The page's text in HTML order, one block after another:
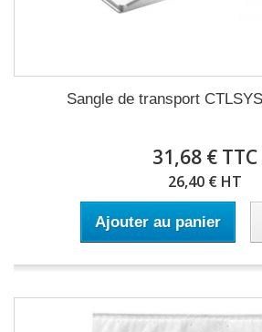
Sangle de transport
31,68 € TTC
26,40 € HT
Ajouter au panier